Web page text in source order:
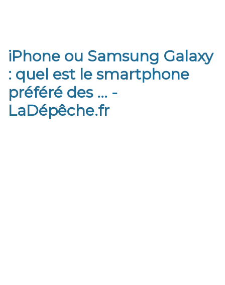
iPhone ou Samsung Galaxy
: quel est le smartphone
préféré des ... -
LaDépêche.fr